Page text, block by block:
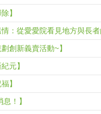
】
：從愛愛院看見地方與長
創新義賣活動~】
元】
】
！】